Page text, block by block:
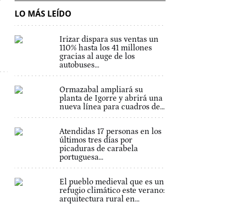
LO MÁS LEÍDO
Irizar dispara sus ventas un
110% hasta los 41 millones
gracias al auge de los
autobuses...
Ormazabal ampliará su
planta de Igorre y abrirá una
nueva línea para cuadros de...
Atendidas 17 personas en los
últimos tres días por
picaduras de carabela
portuguesa...
El pueblo medieval que es un
refugio climático este verano:
arquitectura rural en...